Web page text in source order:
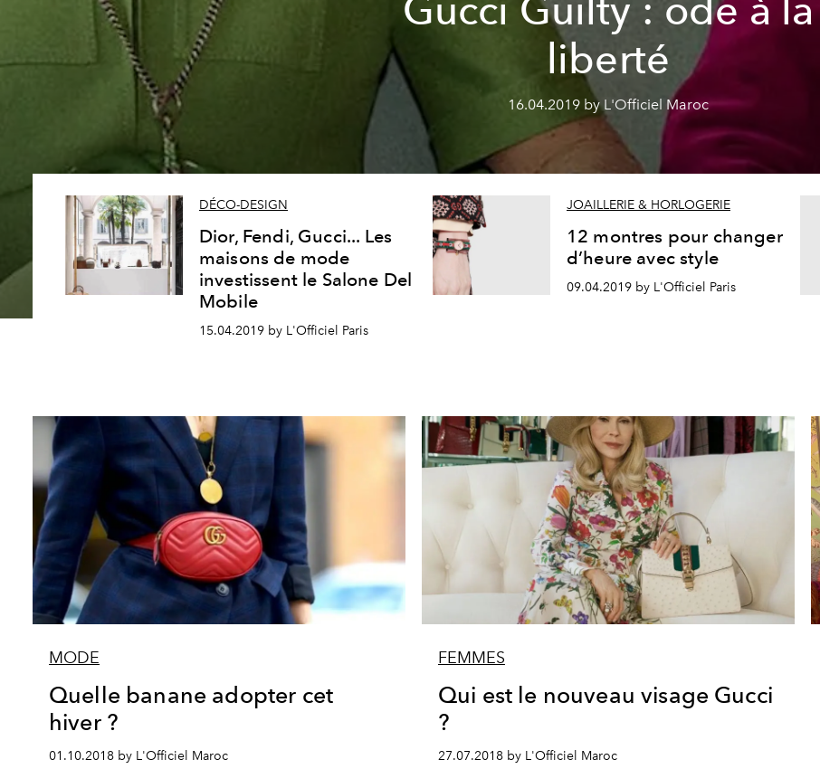
Gucci Guilty : ode à la
liberté
16.04.2019 by L'Officiel Maroc
DÉCO-DESIGN
Dior, Fendi, Gucci... Les
maisons de mode
investissent le Salone Del
Mobile
15.04.2019 by L'Officiel Paris
JOAILLERIE & HORLOGERIE
12 montres pour changer
d’heure avec style
09.04.2019 by L'Officiel Paris
MODE
Quelle banane adopter cet
hiver ?
01.10.2018 by L'Officiel Maroc
FEMMES
Qui est le nouveau visage Gucci
?
27.07.2018 by L'Officiel Maroc